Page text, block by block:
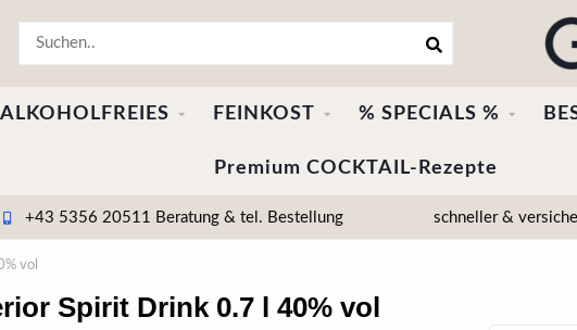
FEINKOST % SPECIALS %
Premium COCKTAIL-Rezepte
+43 5356 20511 Beratung & tel. Bestellung schneller &
vol
Spirit Drink 0.7 l 40% vol